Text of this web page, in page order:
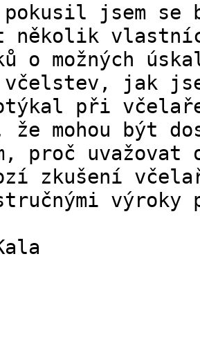
jsem se
několik
o možných
jak
při
že mohou být
proč
zkušení